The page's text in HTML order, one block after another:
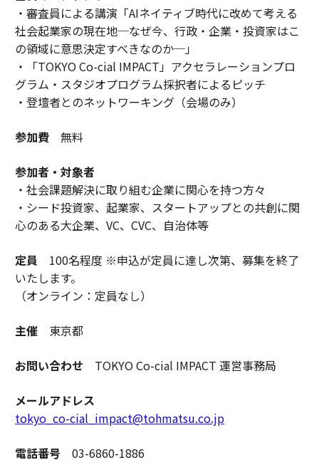
・審査員による講演「AIネイティブ時代に改めて考える
社会起業家の現在地─なぜ今、行政・企業・投資家はこ
の領域に意思決定すべきなのか─」
・「TOKYO Co-cial IMPACT」アクセラレーションプロ
グラム・スタジオプログラム採択者によるピッチ
・登壇者とのネットワーキング（会場のみ）
参加費無料
参加者・対象者
・社会課題解決に取り組む企業に関心を持つ方々
・シード投資家、起業家、スタートアップとの共創に関
心のある大企業、VC、CVC、自治体等
定員 100名程度 ※申込が定員に達し次第、募集を終了
いたします。
（オンライン：定員なし）
主催東京都
お問い合わせ TOKYO Co-cial IMPACT 運営事務局
メールアドレス
tokyo_co-cial_impact@tohmatsu.co.jp
電話番号 03-6860-1886